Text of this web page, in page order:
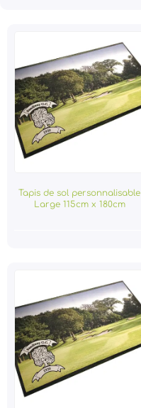
Tapis de sol personnalisable
Large 115cm x 180cm